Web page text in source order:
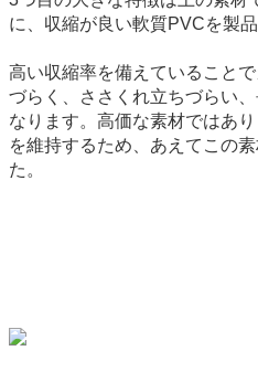
に、収縮が良い軟質PVCを製品
高い収縮率を備えていること
づらく、ささくれ立ちづらい
なります。高価な素材ではあ
を維持するため、あえてこの
た。